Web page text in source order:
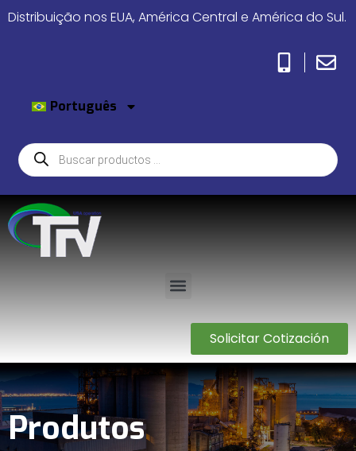
Distribuição nos EUA, América Central e América do Sul.
Português
Solicitar Cotización
Produtos